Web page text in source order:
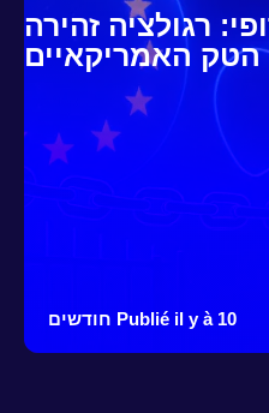
רגולציה זהירה
הטק האמריקאיים
Publié il y à 10 חודשים